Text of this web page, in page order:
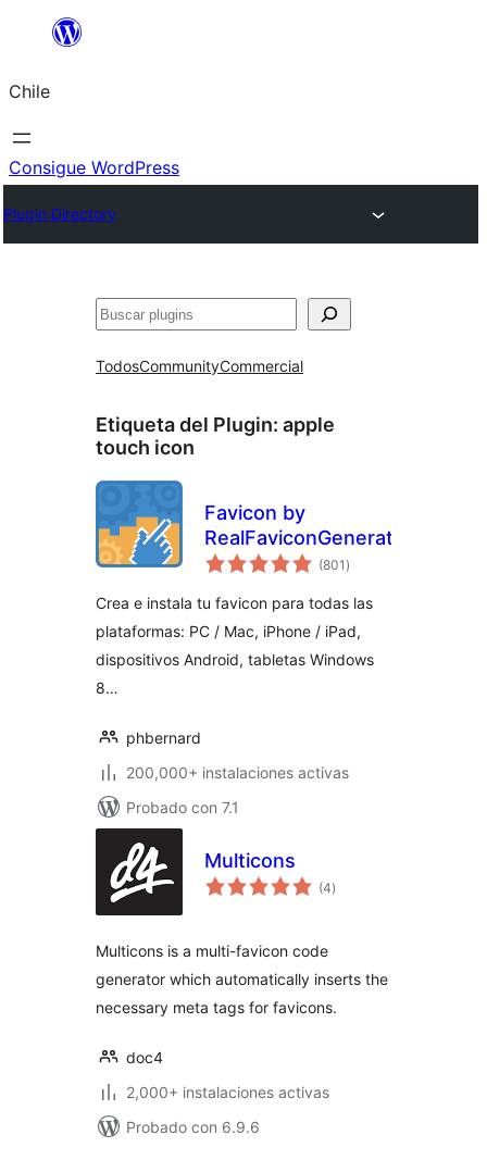
Saltar
contenido
Chile
Consigue WordPress
Plugin Directory
Buscar
TodosCommunityCommercial
Etiqueta del Plugin: apple
touch icon
Favicon by
RealFaviconGenerator
(801 evaluación
total
)
Crea e instala tu favicon para todas las
plataformas: PC / Mac, iPhone / iPad,
dispositivos Android, tabletas Windows
8…
phbernard
200,000+ instalaciones activas
Probado con 7.1
Multicons
(4evaluación
total
)
Multicons is a multi-favicon code
generator which automatically inserts the
necessary meta tags for favicons.
doc4
2,000+ instalaciones activas
Probado con 6.9.6